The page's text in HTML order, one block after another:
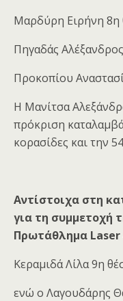
Μαρδύρη Ειρήνη 8η
Πηγαδάς
Προκοπίου
Η Μανίτσα
πρόκριση
κορασίδες και την
Αντίστοιχα στη
για τη συμμετοχή
Πρωτάθλημα Laser
Κεραμιδά Λίλα 9η
ενώ ο Λαγουδάρης